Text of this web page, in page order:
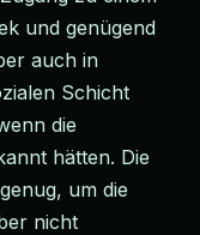
und genügend
auch in
Schicht
die
hätten. Die
um die
nicht